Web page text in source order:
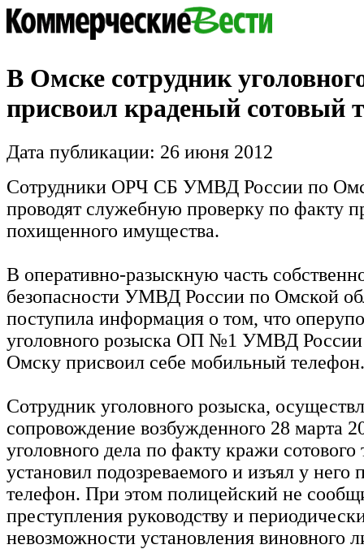
В Омске сотрудник
присвоил краденый сотовый
Дата публикации: 26 июня 2012
Сотрудники ОРЧ СБ УМВД России по
проводят служебную проверку по факту
похищенного имущества.
В оперативно-разыскную часть
безопасности УМВД России по Омской
поступила информация о том, что
уголовного розыска ОП №1 УМВД России
Омску присвоил себе мобильный телефон.
Сотрудник уголовного розыска,
сопровождение возбужденного 28 марта
уголовного дела по факту кражи сотового
установил подозреваемого и изъял у
телефон. При этом полицейский не
преступления руководству и
невозможности установления виновного